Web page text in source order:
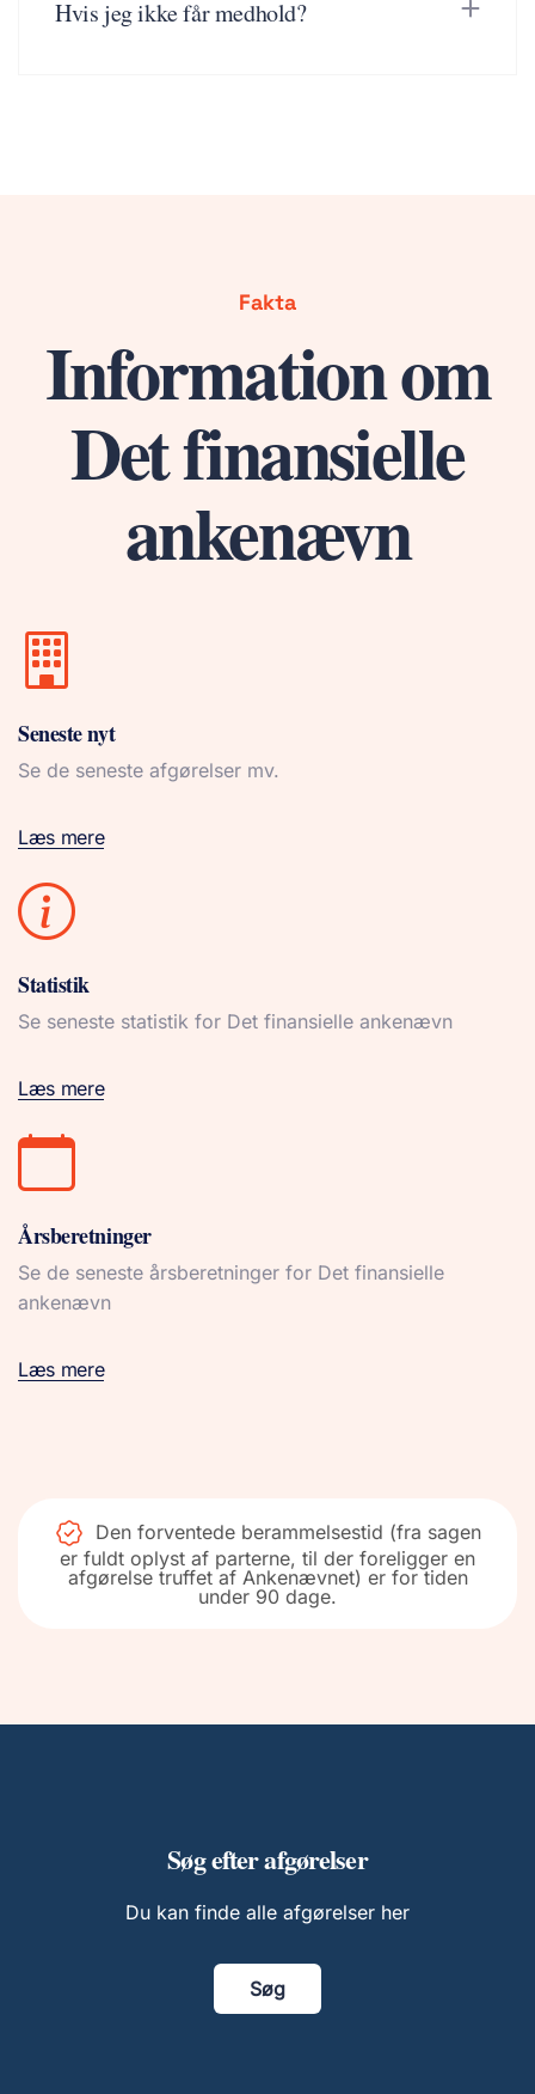
Hvis jeg ikke får medhold?
Fakta
Information om
Det finansielle
ankenævn
Seneste nyt
Se de seneste afgørelser mv.
Læs mere
Statistik
Se seneste statistik for Det finansielle ankenævn
Læs mere
Årsberetninger
Se de seneste årsberetninger for Det finansielle
ankenævn
Læs mere
Den forventede berammelsestid (fra sagen
er fuldt oplyst af parterne, til der foreligger en
afgørelse truffet af Ankenævnet) er for tiden
under 90 dage.
Søg efter afgørelser
Du kan finde alle afgørelser her
Søg